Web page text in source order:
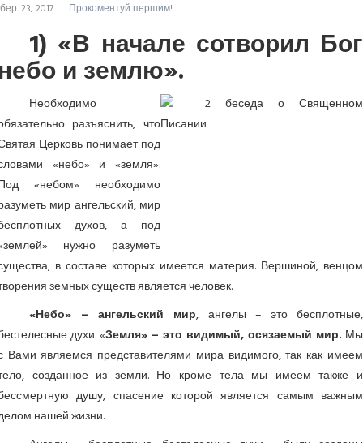
бер. 23, 2017 Прокоментуй першим!
1) «В начале сотворил Бог
и землю».
Необходимо
разъяснить, что
Церковь понимает под
«небо» и «земля».
«небом» необходимо
мир ангельский, мир
духов, а под
нужно разуметь
в составе которых имеется материя. Вершиной, венцом
земных существ является человек.
«Небо» – ангельский мир, ангелы – это бесплотные,
духи. «Земля» – это видимый, осязаемый мир. Мы
Вами являемся представителями мира видимого, так как имеем
созданное из земли. Но кроме тела мы имеем также и
душу, спасение которой является самым важным
нашей жизни.